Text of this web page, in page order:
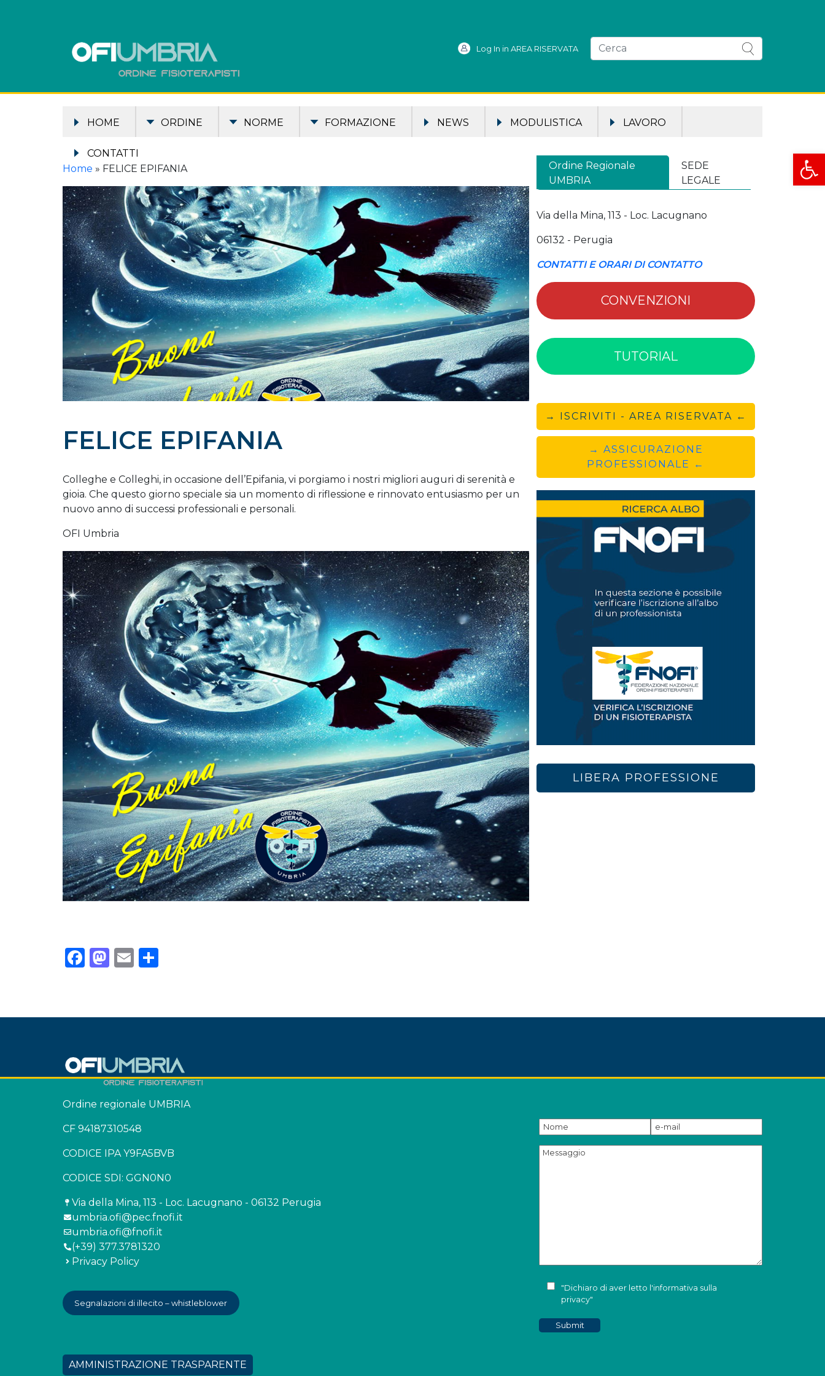
Apri
Log In in AREA RISERVATA
HOME ORDINE NORME FORMAZIONE NEWS MODULISTICA LAVORO
CONTATTI
Home » FELICE EPIFANIA
FELICE EPIFANIA
Colleghe e Colleghi, in occasione dell’Epifania, vi porgiamo i nostri migliori auguri di serenità e
gioia. Che questo giorno speciale sia un momento di riflessione e rinnovato entusiasmo per un
nuovo anno di successi professionali e personali.
OFI Umbria
Facebook
Mastodon
Email
Ordine Regionale
UMBRIA
SEDE
LEGALE
Via della Mina, 113 - Loc. Lacugnano
06132 - Perugia
CONTATTI E ORARI DI CONTATTO
CONVENZIONI
TUTORIAL
→ ISCRIVITI - AREA RISERVATA ←
→ ASSICURAZIONE
PROFESSIONALE ←
LIBERA PROFESSIONE
Ordine regionale UMBRIA
CF 94187310548
CODICE IPA Y9FA5BVB
CODICE SDI: GGN0N0
Via della Mina, 113 - Loc. Lacugnano - 06132 Perugia
umbria.ofi@pec.fnofi.it
umbria.ofi@fnofi.it
(+39) 377.3781320
Privacy Policy
Segnalazioni di illecito – whistleblower
"Dichiaro di aver letto l'informativa sulla
privacy"
AMMINISTRAZIONE TRASPARENTE